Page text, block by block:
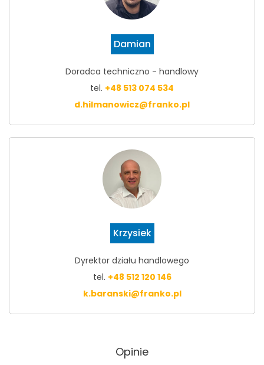
Damian
Doradca techniczno - handlowy
tel. +48 513 074 534
d.hilmanowicz@franko.pl
Krzysiek
Dyrektor działu handlowego
tel. +48 512 120 146
k.baranski@franko.pl
Opinie